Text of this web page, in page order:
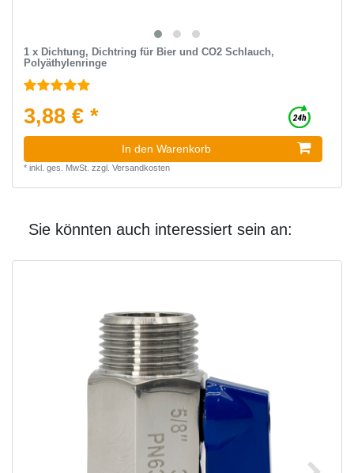
1 x Dichtung, Dichtring für Bier und CO2 Schlauch,
Polyäthylenringe
3,88 € *
In den Warenkorb
* inkl. ges. MwSt. zzgl. Versandkosten
Sie könnten auch interessiert sein an: